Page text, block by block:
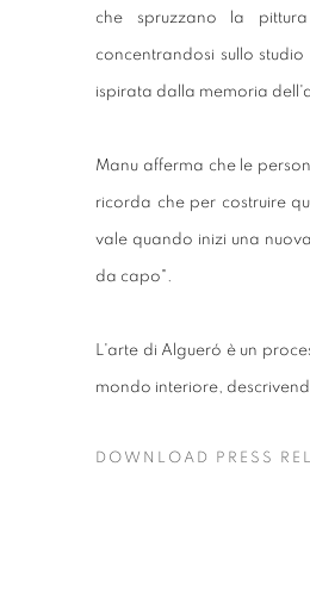
che spruzzano la
concentrandosi sullo
ispirata dalla memoria
Manu afferma che le
ricorda che per costruire
vale quando inizi una
da capo".
L'arte di Algueró è un
mondo interiore,
DOWNLOAD PRESS